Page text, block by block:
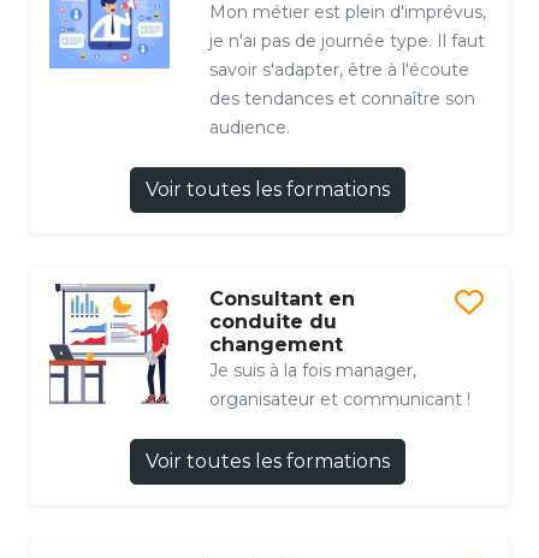
Mon métier est plein d'imprévus,
je n'ai pas de journée type. Il faut
savoir s'adapter, être à l'écoute
des tendances et connaître son
audience.
Voir toutes les formations
Consultant en
conduite du
changement
Je suis à la fois manager,
organisateur et communicant !
Voir toutes les formations